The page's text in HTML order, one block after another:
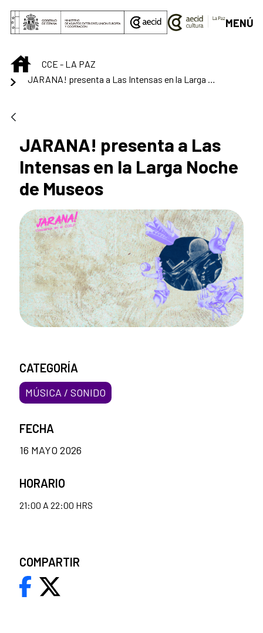
Saltar al contenido principal
MENÚ
INICIOCCE - LA PAZ
JARANA! presenta a Las Intensas en la Larga Noche de Museos
JARANA! presenta a Las
Intensas en la Larga Noche
de Museos
CATEGORÍA
MÚSICA / SONIDO
FECHA
16 MAYO 2026
HORARIO
21:00 A 22:00 HRS
COMPARTIR